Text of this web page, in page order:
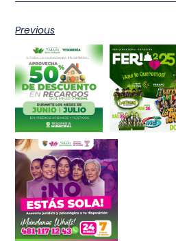
Previous